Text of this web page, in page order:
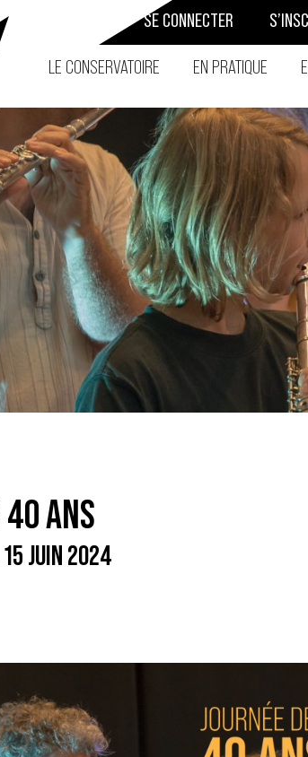
SE CONNECTER
LE CONSERVATOIRE EN PRATIQUE
40 ANS
15 JUIN 2024